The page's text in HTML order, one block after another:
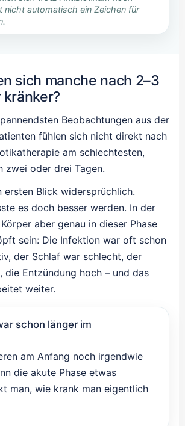
nicht automatisch ein Zeichen für
sich manche nach 2–3
kränker?
Beobachtungen aus der
fühlen sich nicht direkt nach
am schlechtesten,
zwei oder drei Tagen.
ersten Blick widersprüchlich.
es doch besser werden. In der
aber genau in dieser Phase
sein: Die Infektion war oft schon
der Schlaf war schlecht, der
die Entzündung hoch – und das
weiter.
schon länger im
am Anfang noch irgendwie
die akute Phase etwas
man, wie krank man eigentlich